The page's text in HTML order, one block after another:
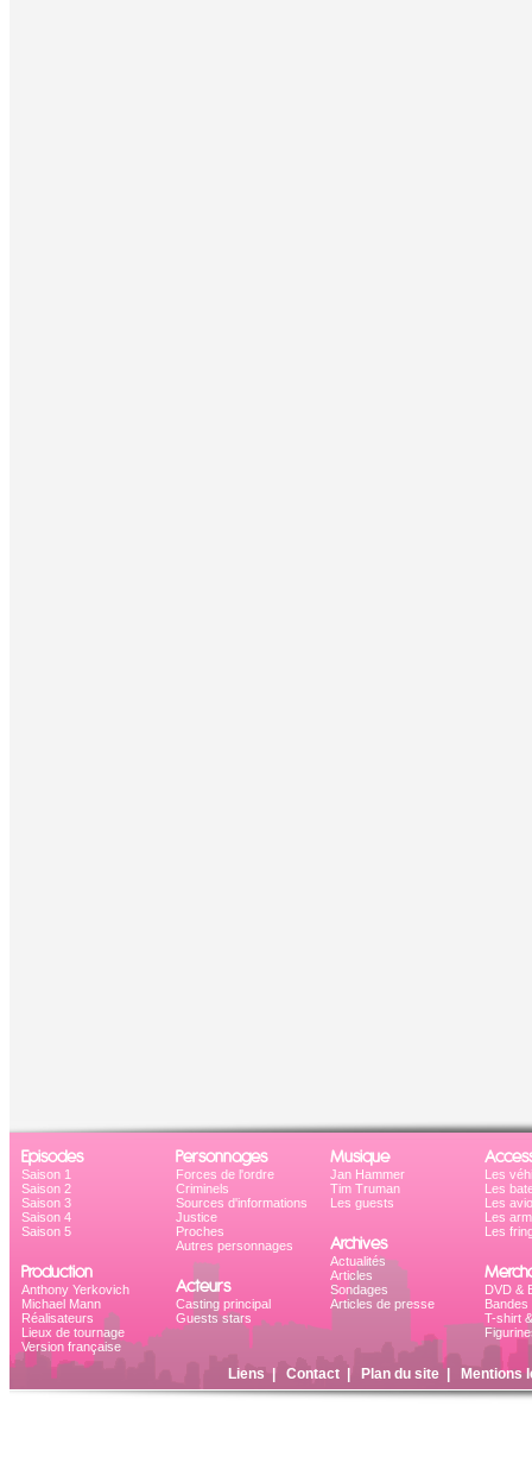
Episodes
Saison 1
Saison 2
Saison 3
Saison 4
Saison 5
Production
Anthony Yerkovich
Michael Mann
Réalisateurs
Lieux de tournage
Version française
Personnages
Forces de l'ordre
Criminels
Sources d'informations
Justice
Proches
Autres personnages
Acteurs
Casting principal
Guests stars
Musique
Jan Hammer
Tim Truman
Les guests
Archives
Actualités
Articles
Sondages
Articles de presse
Les
Les
Les
Les
Les
DVD &
Bandes
T-shirt
Liens Contact| Plan du site| Mentions